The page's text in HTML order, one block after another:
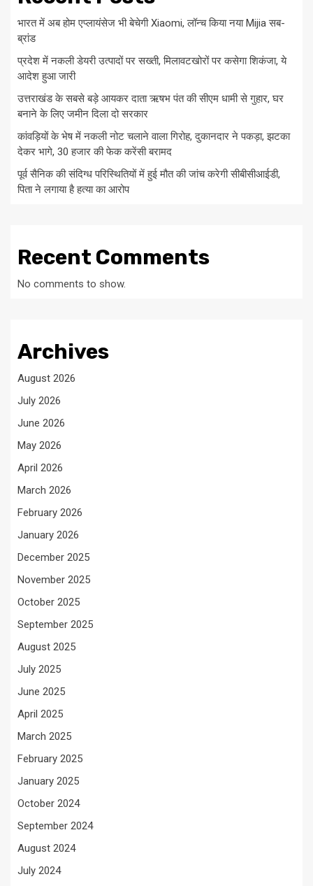
भारत में अब होम एप्लायंसेज भी बेचेगी Xiaomi, लॉन्च किया नया Mijia सब-
ब्रांड
प्रदेश में नकली डेयरी उत्पादों पर सख्ती, मिलावटखोरों पर कसेगा शिकंजा, ये
आदेश हुआ जारी
उत्तराखंड के सबसे बड़े आयकर दाता ऋषभ पंत की सीएम धामी से गुहार, घर
बनाने के लिए जमीन दिला दो सरकार
कांवड़ियों के भेष में नकली नोट चलाने वाला गिरोह, दुकानदार ने पकड़ा, झटका
देकर भागे, 30 हजार की फेक करेंसी बरामद
पूर्व सैनिक की संदिग्ध परिस्थितियों में हुई मौत की जांच करेगी सीबीसीआईडी,
पिता ने लगाया है हत्या का आरोप
Recent Comments
No comments to show.
Archives
August 2026
July 2026
June 2026
May 2026
April 2026
March 2026
February 2026
January 2026
December 2025
November 2025
October 2025
September 2025
August 2025
July 2025
June 2025
April 2025
March 2025
February 2025
January 2025
October 2024
September 2024
August 2024
July 2024